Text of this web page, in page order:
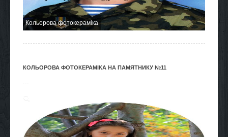
Кольорова фотокераміка
КОЛЬОРОВА ФОТОКЕРАМІКА НА ПАМЯТНИКУ №11
...